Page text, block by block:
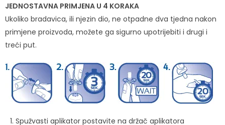
JEDNOSTAVNA PRIMJENA U 4 KORAKA
Ukoliko bradavica, ili njezin dio, ne otpadne dva tjedna nakon
primjene proizvoda, možete ga sigurno upotrijebiti i drugi i
treći put.
Spužvasti aplikator postavite na držač aplikatora